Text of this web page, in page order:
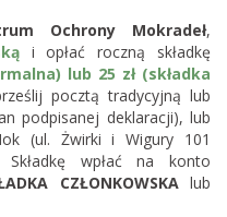
Ochrony Mokradeł,
i opłać roczną składkę
lub 25 zł (składka
pocztą tradycyjną lub
podpisanej deklaracji), lub
(ul. Żwirki i Wigury 101
wpłać na konto
CZŁONKOWSKAlub